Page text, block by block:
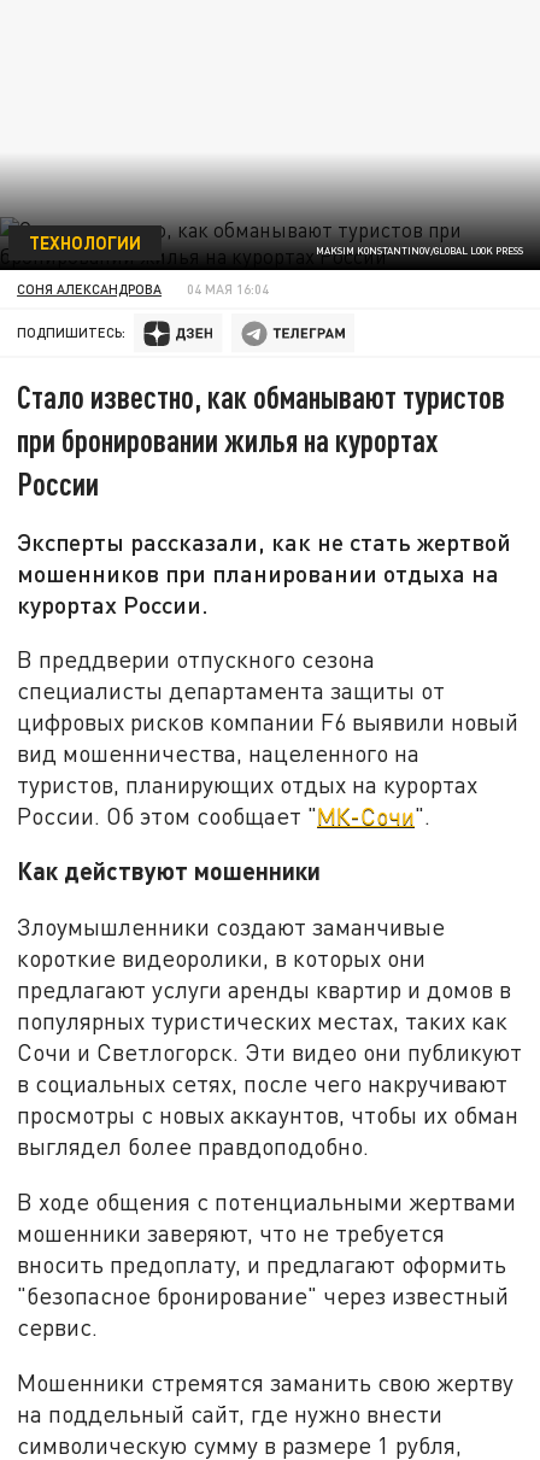
MAKSIM KONSTANTINOV/GLOBAL LOOK PRESS
ТЕХНОЛОГИИ
СОНЯ АЛЕКСАНДРОВА 04 МАЯ 16:04
ПОДПИШИТЕСЬ:
Стало известно, как обманывают туристов
при бронировании жилья на курортах
России
Эксперты рассказали, как не стать жертвой
мошенников при планировании отдыха на
курортах России.
В преддверии отпускного сезона
специалисты департамента защиты от
цифровых рисков компании F6 выявили новый
вид мошенничества, нацеленного на
туристов, планирующих отдых на курортах
России. Об этом сообщает "МК-Сочи".
Как действуют мошенники
Злоумышленники создают заманчивые
короткие видеоролики, в которых они
предлагают услуги аренды квартир и домов в
популярных туристических местах, таких как
Сочи и Светлогорск. Эти видео они публикуют
в социальных сетях, после чего накручивают
просмотры с новых аккаунтов, чтобы их обман
выглядел более правдоподобно.
В ходе общения с потенциальными жертвами
мошенники заверяют, что не требуется
вносить предоплату, и предлагают оформить
"безопасное бронирование" через известный
сервис.
Мошенники стремятся заманить свою жертву
на поддельный сайт, где нужно внести
символическую сумму в размере 1 рубля,